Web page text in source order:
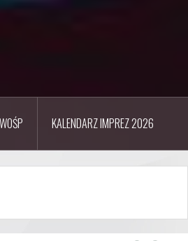
KALENDARZ IMPREZ 2026